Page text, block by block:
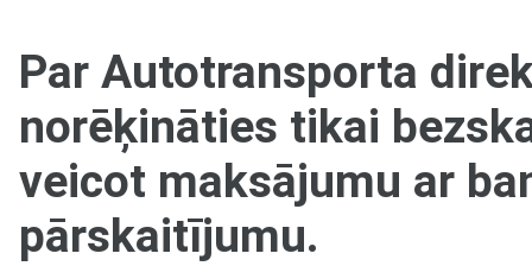
Par Autotransporta
norēķināties tikai
veicot maksājumu ar
pārskaitījumu.